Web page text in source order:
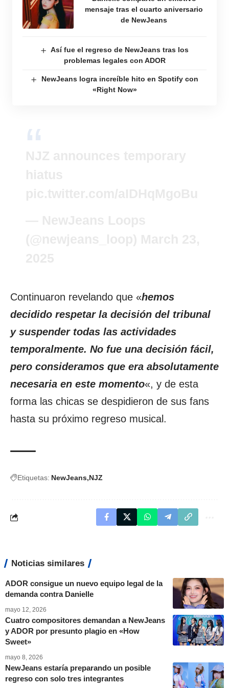
mensaje tras el cuarto aniversario
de NewJeans
Así fue el regreso de NewJeans tras los
problemas legales con ADOR
NewJeans logra increíble hito en Spotify con
«Right Now»
Continuaron revelando que «hemos
decidido respetar la decisión del tribunal
y suspender todas las actividades
temporalmente. No fue una decisión fácil,
pero consideramos que era absolutamente
necesaria en este momento«, y de esta
forma las chicas se despidieron de sus fans
hasta su próximo regreso musical.
Etiquetas: NewJeans NJZ
Noticias similares
ADOR consigue un nuevo equipo legal de la
demanda contra Danielle
mayo 12, 2026
Cuatro compositores demandan a NewJeans
y ADOR por presunto plagio en «How
Sweet»
mayo 8, 2026
NewJeans estaría preparando un posible
regreso con solo tres integrantes